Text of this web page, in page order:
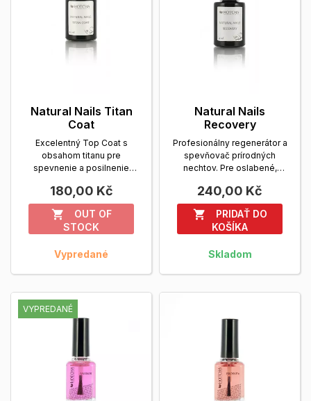
Natural Nails Titan
Coat
Excelentný Top Coat s
obsahom titanu pre
spevnenie a posilnenie
možné tiež...Zobrazit viac
180,00 Kč

OUT OF
STOCK
Vypredané
Natural Nails
Recovery
Profesionálny regenerátor a
spevňovač prírodných
nechtov. Pre oslabené,
Zobrazit viac
240,00 Kč

PRIDAŤ DO
KOŠÍKA
Skladom
VYPREDANÉ